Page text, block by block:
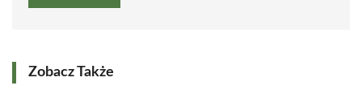
Zobacz Także